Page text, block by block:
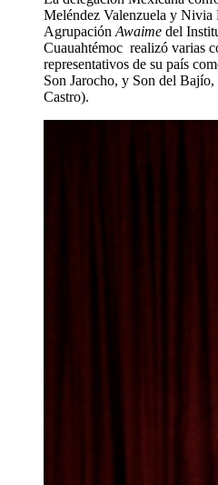
Meléndez Valenzuela y Nivia
Agrupación Awaime del
Cuauahtémoc realizó varias
representativos de su país
Son Jarocho, y Son del
Castro).